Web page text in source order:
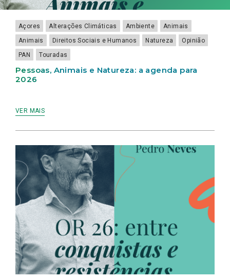
Açores Alterações Climáticas Ambiente
Animais
Animais
Direitos Sociais e Humanos Natureza
Opinião
PAN
Touradas
Pessoas, Animais e Natureza: a agenda para
2026
VER MAIS